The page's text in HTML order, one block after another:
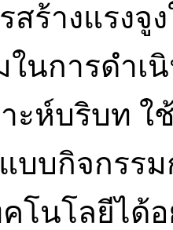
สร้างแรง
นการดำเ
ะห์บริบท
บบกิจกรร
คโนโลยีได้